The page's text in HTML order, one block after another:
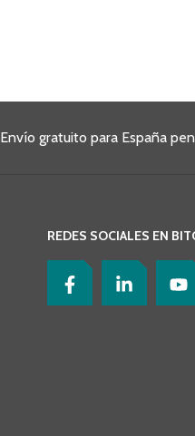
Envío gratuito para España
REDES SOCIALES EN